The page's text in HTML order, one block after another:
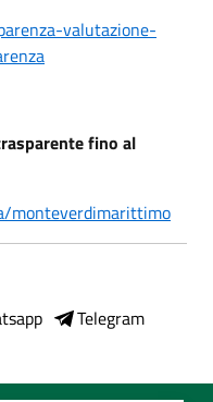
valutazione-
fino al
monteverdimarittimo
Telegram